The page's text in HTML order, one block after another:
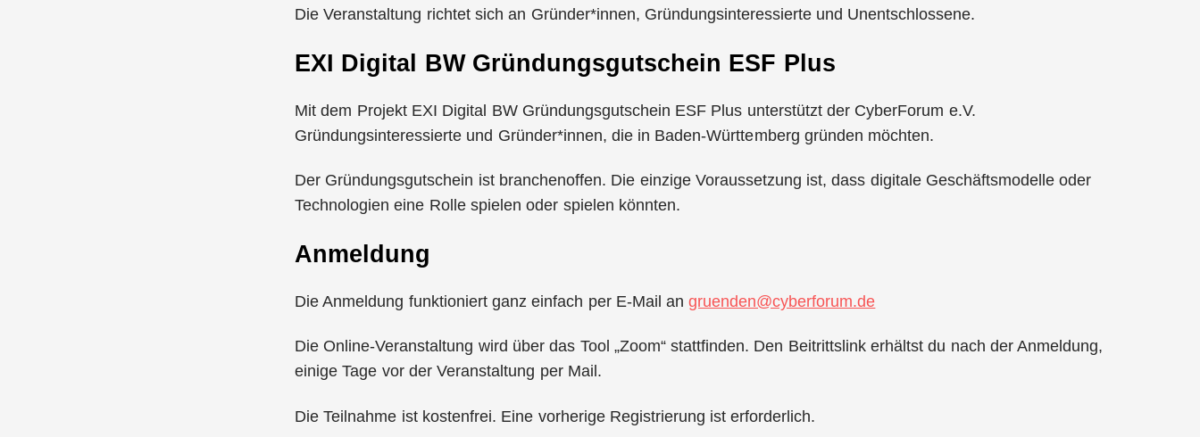
Die Veranstaltung richtet sich an Gründer*innen, Gründungsinteressierte und Unentschlossene.
EXI Digital BW Gründungsgutschein ESF Plus
Mit dem Projekt EXI Digital BW Gründungsgutschein ESF Plus unterstützt der CyberForum e.V.
Gründungsinteressierte und Gründer*innen, die in Baden-Württemberg gründen möchten.
Der Gründungsgutschein ist branchenoffen. Die einzige Voraussetzung ist, dass digitale Geschäftsmodelle oder
Technologien eine Rolle spielen oder spielen könnten.
Anmeldung
Die Anmeldung funktioniert ganz einfach per E-Mail angruenden@cyberforum.de
Die Online-Veranstaltung wird über das Tool „Zoom“ stattfinden. Den Beitrittslink erhältst du nach der Anmeldung,
einige Tage vor der Veranstaltung per Mail.
Die Teilnahme ist kostenfrei. Eine vorherige Registrierung ist erforderlich.